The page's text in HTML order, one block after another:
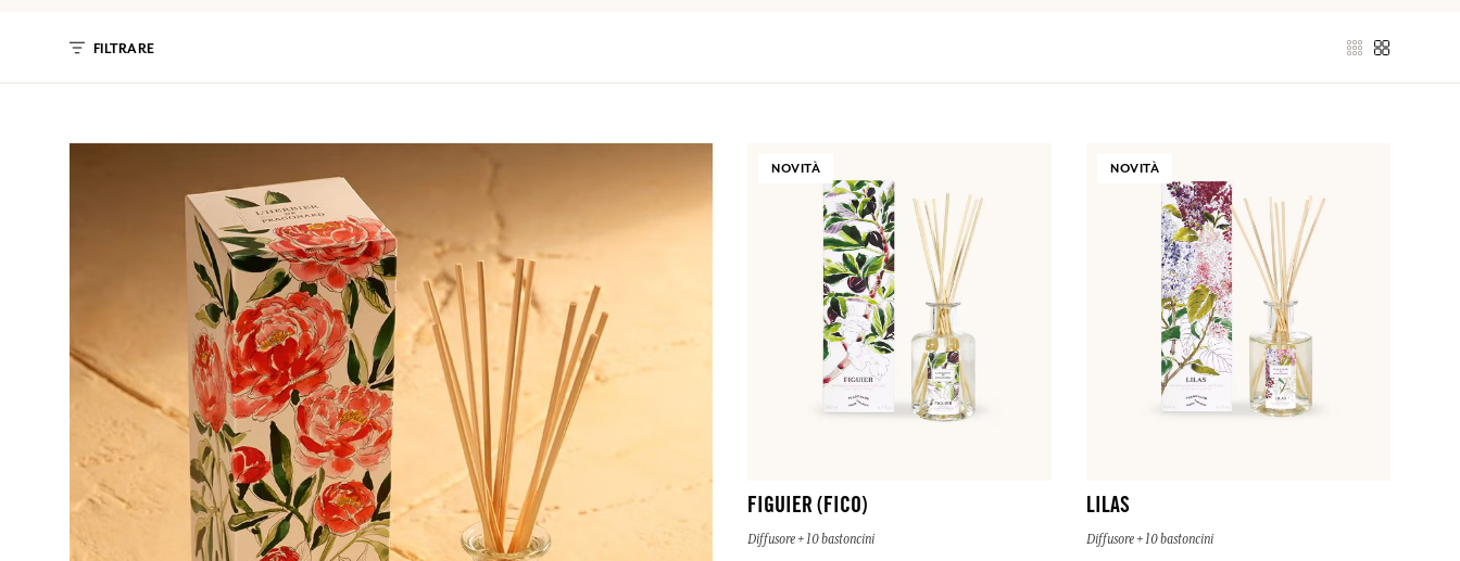
FILTRARE
NOVITÀ
FIGUIER (FICO)
Diffusore + 10 bastoncini
NOVITÀ
LILAS
Diffusore + 10 bastoncini